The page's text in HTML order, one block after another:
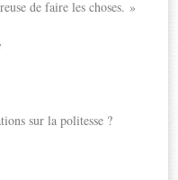
de faire les choses. »
sur la politesse ?